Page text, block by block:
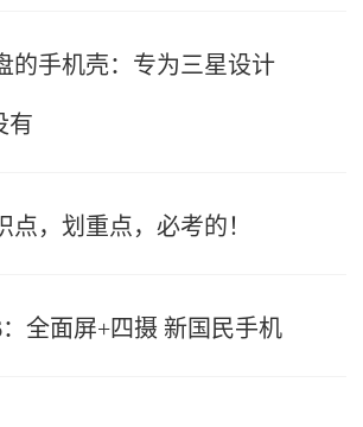
的手机壳：专为三星设计
有
点，划重点，必考的！
全面屏+四摄 新国民手机